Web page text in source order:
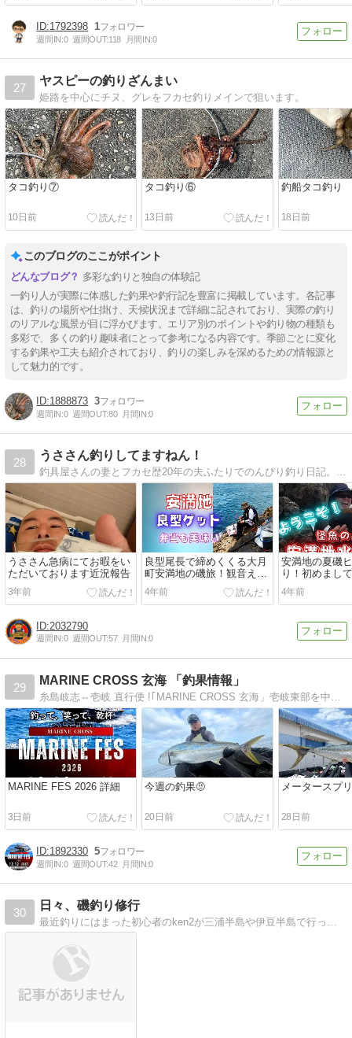
1792398 1
週間IN:0 週間OUT:118 月間IN:0
27
ヤスピーの釣りざんまい
姫路を中心にチヌ、グレをフカセ釣りメインで狙います。
タコ釣り⑦
10日前
タコ釣り⑥
13日前
釣船タコ釣り
18日前
このブログのここがポイント
多彩な釣りと独自の体験記
一釣り人が実際に体感した釣果や釣行記を豊富に掲載しています。各記事
は、釣りの場所や仕掛け、天候状況まで詳細に記されており、実際の釣り
のリアルな風景が目に浮かびます。エリア別のポイントや釣り物の種類も
多彩で、多くの釣り趣味者にとって参考になる内容です。季節ごとに変化
する釣果や工夫も紹介されており、釣りの楽しみを深めるための情報源と
して魅力的です。
1888873 3
週間IN:0 週間OUT:80 月間IN:0
28
うささん釣りしてますねん！
うささん急病にてお暇をい
ただいております近況報告
3年前
良型尾長で締めくくる大月
町安満地の磯旅！観音ええ
とこ一いちどはおいで（動
画もあるよ）
4年前
安満地の夏磯
り！初めまし
場で暑さもぶ
（動画もある
4年前
2032790
週間IN:0 週間OUT:57 月間IN:0
29
MARINE CROSS 玄海 「釣果情報」
MARINE FES 2026 詳細
3日前
今週の釣果🤨
20日前
メータースプ
28日前
1892330 5
週間IN:0 週間OUT:42 月間IN:0
30
日々、磯釣り修行